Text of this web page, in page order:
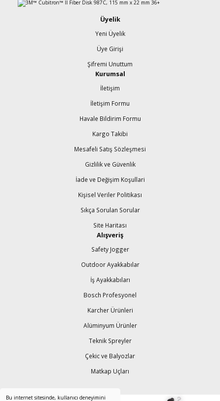
Bu internet sitesinde, kullanıcı deneyimini
Üyelik
Yeni Üyelik
Üye Girişi
Şifremi Unuttum
Kurumsal
İletişim
İletişim Formu
Havale Bildirim Formu
Kargo Takibi
Mesafeli Satış Sözleşmesi
Gizlilik ve Güvenlik
İade ve Değişim Koşullari
Kişisel Veriler Politikası
Sıkça Sorulan Sorular
Site Haritası
Alışveriş
Safety Jogger
Outdoor Ayakkabılar
İş Ayakkabıları
Bosch Profesyonel
Karcher Ürünleri
Alüminyum Ürünler
Teknik Spreyler
Çekic ve Balyozlar
Matkap Uçları